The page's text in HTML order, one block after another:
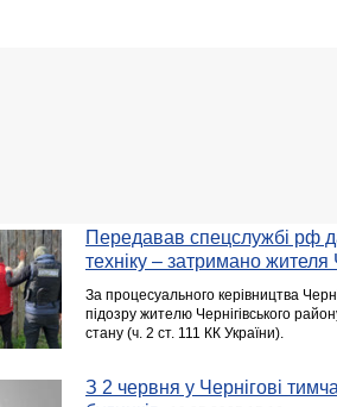
Передавав спецслужбі рф
техніку – затримано жителя
За процесуального керівництва
підозру жителю Чернігівського
стану (ч. 2 ст. 111 КК України).
З 2 червня у Чернігові